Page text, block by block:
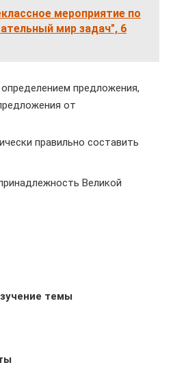
мероприятие по
мир задач", 6
предложения,
от
правильно составить
Великой
темы